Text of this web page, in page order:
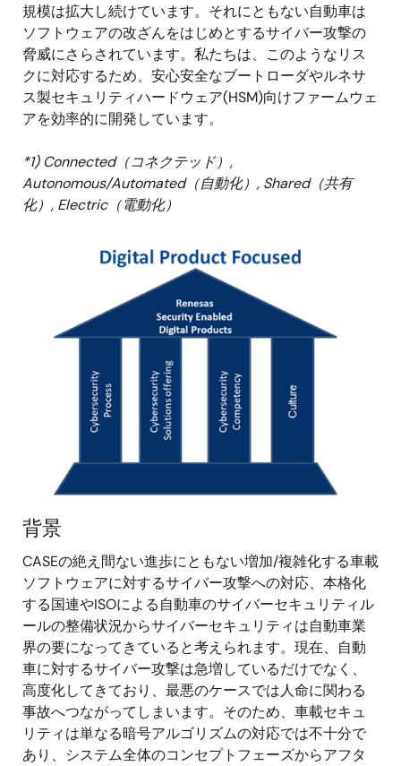
規模は拡大し続けています。それにともない自動車は
ソフトウェアの改ざんをはじめとするサイバー攻撃の
脅威にさらされています。私たちは、このようなリス
クに対応するため、安心安全なブートローダやルネサ
ス製セキュリティハードウェア(HSM)向けファームウェ
アを効率的に開発しています。
*1) Connected（コネクテッド）,
Autonomous/Automated（自動化）, Shared（共有
化）, Electric（電動化）
背景
CASEの絶え間ない進歩にともない増加/複雑化する車載
ソフトウェアに対するサイバー攻撃への対応、本格化
する国連やISOによる自動車のサイバーセキュリティル
ールの整備状況からサイバーセキュリティは自動車業
界の要になってきていると考えられます。現在、自動
車に対するサイバー攻撃は急増しているだけでなく、
高度化してきており、最悪のケースでは人命に関わる
事故へつながってしまいます。そのため、車載セキュ
リティは単なる暗号アルゴリズムの対応では不十分で
あり、システム全体のコンセプトフェーズからアフタ